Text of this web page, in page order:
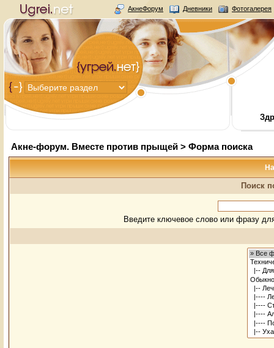
АкнеФорум Дневники Фотогалерея
Акне-форум. Вместе против прыщей > Форма поиска
Поиск
Введите ключевое слово или фразу